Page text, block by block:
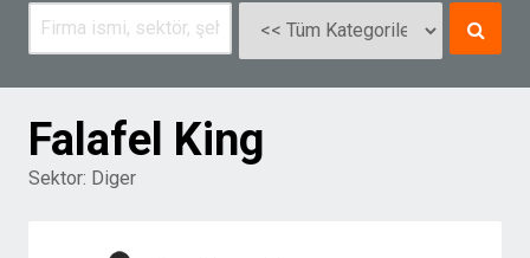
Falafel King
Sektor: Diger